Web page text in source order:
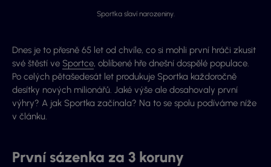
Sportka slaví narozeniny.
Dnes je to přesně 65 let od chvíle, co si mohli první hráči zkusit
své štěstí ve Sportce, oblíbené hře dnešní dospělé populace.
Po celých pětašedesát let produkuje Sportka každoročně
desítky nových milionářů. Jaké výše ale dosahovaly první
výhry? A jak Sportka začínala? Na to se spolu podíváme níže
v článku.
První sázenka za 3 koruny